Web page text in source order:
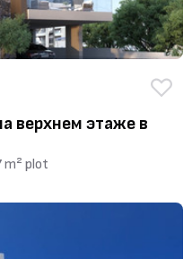
верхнем этаже в
m² plot